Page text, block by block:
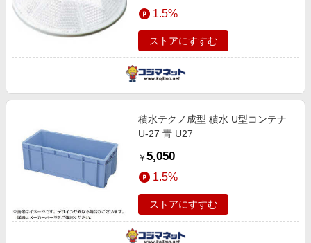
1.5%
ストアにすすむ
積水テクノ成型 積水 U型コンテナ
U-27 青 U27
￥ 5,050
1.5%
ストアにすすむ